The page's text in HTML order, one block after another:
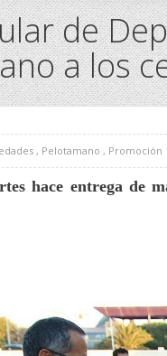
de
a los
, Pelotamano , Promoción
hace entrega de